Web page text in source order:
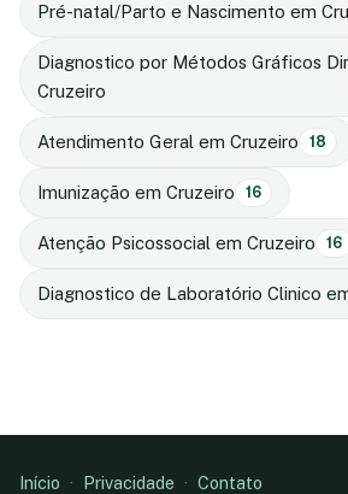
Pré-natal/Parto e Nascimento em
Diagnostico por Métodos Gráficos
Cruzeiro
Atendimento Geral em Cruzeiro 18
Imunização em Cruzeiro 16
Atenção Psicossocial em Cruzeiro 16
Diagnostico de Laboratório Clinico
Início · Privacidade · Contato